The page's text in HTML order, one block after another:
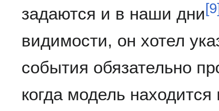
задаются и в наши дни[9
видимости, он хотел
события обязательно
когда модель